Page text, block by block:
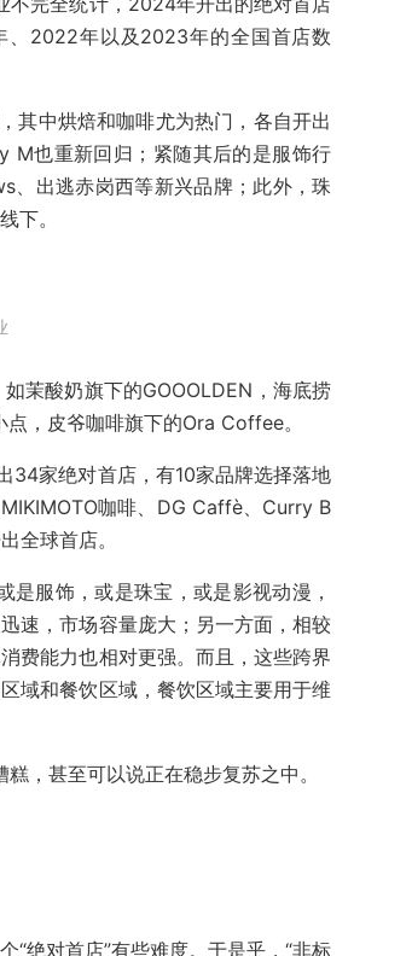
、2022年以及2023年的全国首店数
其中烘焙和咖啡尤为热门，各自开出
M也重新回归；紧随其后的是服饰行
、出逃赤岗西等新兴品牌；此外，珠
下。
茉酸奶旗下的GOOOLDEN，海底捞
，皮爷咖啡旗下的Ora Coffee。
34家绝对首店，有10家品牌选择落地
咖啡、DG Caffè、Curry B
全球首店。
服饰，或是珠宝，或是影视动漫，
速，市场容量庞大；另一方面，相较
费能力也相对更强。而且，这些跨界
域和餐饮区域，餐饮区域主要用于维
，甚至可以说正在稳步复苏之中。
“绝对首店”有些难度。于是乎，“非标